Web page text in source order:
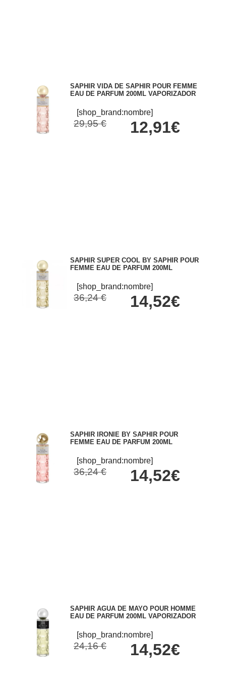
SAPHIR VIDA DE SAPHIR POUR FEMME
EAU DE PARFUM 200ML VAPORIZADOR
[shop_brand:nombre]
29,95 € 12,91€
SAPHIR SUPER COOL BY SAPHIR POUR
FEMME EAU DE PARFUM 200ML
[shop_brand:nombre]
36,24 € 14,52€
SAPHIR IRONIE BY SAPHIR POUR
FEMME EAU DE PARFUM 200ML
[shop_brand:nombre]
36,24 € 14,52€
SAPHIR AGUA DE MAYO POUR HOMME
EAU DE PARFUM 200ML VAPORIZADOR
[shop_brand:nombre]
24,16 € 14,52€